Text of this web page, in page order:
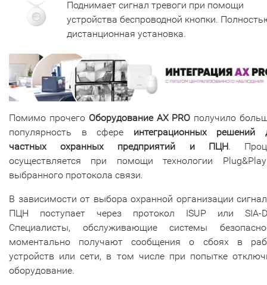
Поднимает сигнал тревоги при помощи
устройства беспроводной кнопки.
дистанционная установка.
Помимо прочего Оборудование AX PRO получило
популярность в сфере интеграционных решений
частных охранных предприятий и ПЦН.
осуществляется при помощи технологии
выбранного протокола связи.
В зависимости от выбора охранной организации
ПЦН поступает через протокол ISUP или SIA-
Специалисты, обслуживающие системы
моментально получают сообщения о сбоях в
устройств или сети, в том числе при попытке
оборудование.